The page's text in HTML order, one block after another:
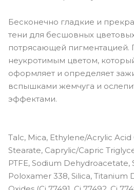
Бесконечно гладкие и
тени для бесшовных
потрясающей пигментацией.
неукротимым цветом,
оформляет и определяет
вспышками жемчуга и
эффектами.
Talc, Mica, Ethylene/Acrylic
Stearate, Caprylic/Capric
PTFE, Sodium Dehydroacetate,
Poloxamer 338, Silica, Titanium